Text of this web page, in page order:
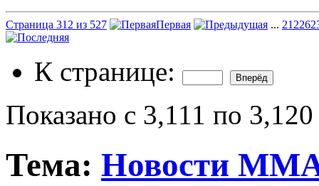
Страница 312 из 527 Первая ... 212262
К странице:
Показано с 3,111 по
Тема: Новости